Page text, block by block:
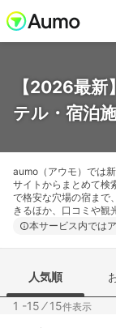
【2026最
テル・宿泊
aumo（アウモ）では
サイトからまとめて検
で格安な穴場の宿まで
きるほか、口コミや観
本サービス内では
人気順
1 -15 ⁄15件表示